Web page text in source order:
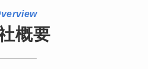
概要